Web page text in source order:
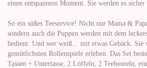
einen entspannten Moment. Sie werden es sicher
So ein süßes Teeservice! Nicht nur Mama &
sondern auch die Puppen werden mit dem
bedient. Und wer weiß... mit etwas Gebäck. Sie
gemütlichsten Rollenspiele erleben. Das Set
Tassen + Untertasse, 2 Löffeln, 2 Teebeuteln,